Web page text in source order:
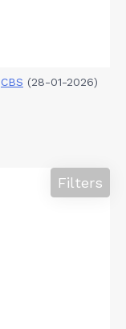
CBS (28-01-2026)
Filters